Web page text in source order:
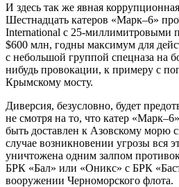
И здесь так же явная
Шестнадцать катеров «Марк–6»
International с 25-миллимитровыми
$600 млн, годны максимум для
с небольшой группой спецназа на
нибудь провокации, к примеру с
Крымскому мосту.
Диверсия, безусловно, будет
не смотря на то, что катер
быть доставлен к Азовскому морю
случае возникновении угрозы вся
уничтожена одним залпом
БРК «Бал» или «Оникс» с БРК
вооружении Черноморского флота.